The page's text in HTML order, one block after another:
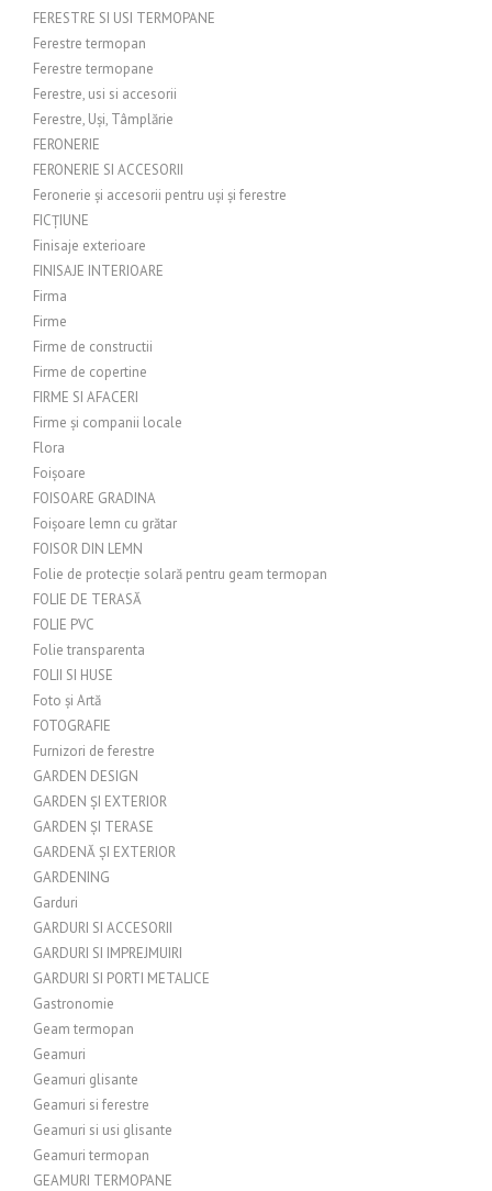
FERESTRE SI USI TERMOPANE
Ferestre termopan
Ferestre termopane
Ferestre, usi si accesorii
Ferestre, Uși, Tâmplărie
FERONERIE
FERONERIE SI ACCESORII
Feronerie și accesorii pentru uși și ferestre
FICȚIUNE
Finisaje exterioare
FINISAJE INTERIOARE
Firma
Firme
Firme de constructii
Firme de copertine
FIRME SI AFACERI
Firme și companii locale
Flora
Foișoare
FOISOARE GRADINA
Foișoare lemn cu grătar
FOISOR DIN LEMN
Folie de protecție solară pentru geam termopan
FOLIE DE TERASĂ
FOLIE PVC
Folie transparenta
FOLII SI HUSE
Foto și Artă
FOTOGRAFIE
Furnizori de ferestre
GARDEN DESIGN
GARDEN ȘI EXTERIOR
GARDEN ȘI TERASE
GARDENĂ ȘI EXTERIOR
GARDENING
Garduri
GARDURI SI ACCESORII
GARDURI SI IMPREJMUIRI
GARDURI SI PORTI METALICE
Gastronomie
Geam termopan
Geamuri
Geamuri glisante
Geamuri si ferestre
Geamuri si usi glisante
Geamuri termopan
GEAMURI TERMOPANE